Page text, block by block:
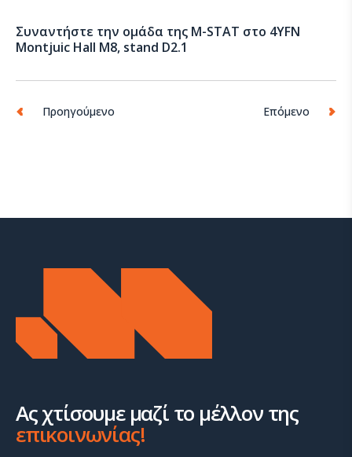
Συναντήστε την ομάδα της Μ-STAT στο 4YFN
Montjuic Hall M8, stand D2.1
Προηγούμενο Επόμενο
Ας χτίσουμε μαζί το μέλλον της
επικοινωνίας!